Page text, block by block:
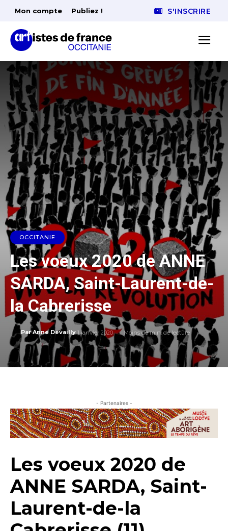
Mon compte Publiez ! S'INSCRIRE
OCCITANIE
Les voeux 2020 de ANNE
SARDA, Saint-Laurent-de-
la Cabrerisse
Par Anne Devailly 1 janvier 2020 Moins demin. de lecture
- Partenaires -
Les voeux 2020 de
ANNE SARDA, Saint-
Laurent-de-la